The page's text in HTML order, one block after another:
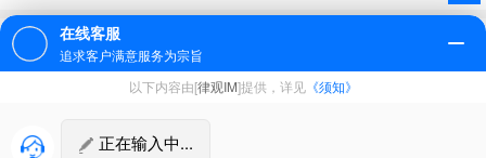
新公司起名技巧及流程
在线客服
追求客户满意服务为宗旨
以下内容由[律观IM]提供，详见《须知》
正在输入中...